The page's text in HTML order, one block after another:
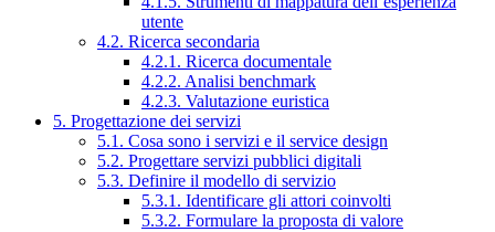
utente
4.2. Ricerca secondaria
4.2.1. Ricerca documentale
4.2.2. Analisi benchmark
4.2.3. Valutazione euristica
5. Progettazione dei servizi
5.1. Cosa sono i servizi e il service design
5.2. Progettare servizi pubblici digitali
5.3. Definire il modello di servizio
5.3.1. Identificare gli attori coinvolti
5.3.2. Formulare la proposta di valore